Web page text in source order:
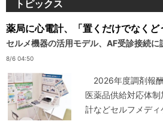
トピックス
薬局に心電計、「置くだけでなくど
セルメ機器の活用モデル、AF受診接続に
8/6 04:50
2026年度調剤報
医薬品供給対応体
計などセルフメデ